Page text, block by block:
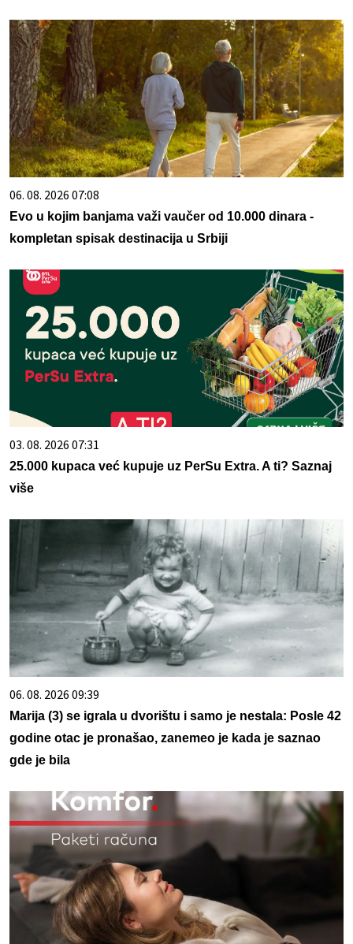
06. 08. 2026 07:08
Evo u kojim banjama važi vaučer od 10.000 dinara -
kompletan spisak destinacija u Srbiji
03. 08. 2026 07:31
25.000 kupaca već kupuje uz PerSu Extra. A ti? Saznaj
više
06. 08. 2026 09:39
Marija (3) se igrala u dvorištu i samo je nestala: Posle 42
godine otac je pronašao, zanemeo je kada je saznao
gde je bila